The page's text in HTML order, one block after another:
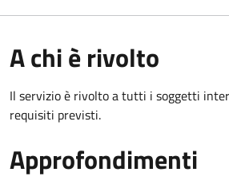
A chi è rivolto
Il servizio è rivolto a tutti i soggetti
requisiti previsti.
Approfondimenti